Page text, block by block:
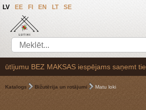
LV EE FI EN LT SE
BEZ MAKSAS iespējams saņemt
Katalogs Bižutērija un rotājumi Matu loki